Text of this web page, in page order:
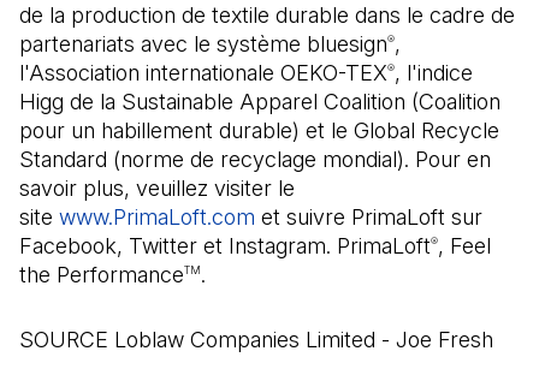
de la production de textile durable dans le cadre de
partenariats avec le système bluesign®,
l'Association internationale OEKO-TEX®, l'indice
Higg de la Sustainable Apparel Coalition (Coalition
pour un habillement durable) et le Global Recycle
Standard (norme de recyclage mondial). Pour en
savoir plus, veuillez visiter le
site www.PrimaLoft.com (Il s'ouvre dans un nouvel
et suivre PrimaLoft sur
Facebook, Twitter et Instagram. PrimaLoft®, Feel
the PerformanceTM.
SOURCE Loblaw Companies Limited - Joe Fresh